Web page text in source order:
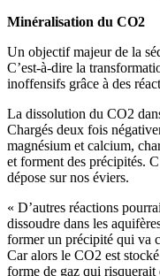
Minéralisation du CO2
Un objectif majeur de la
C’est-à-dire la
inoffensifs grâce à des
La dissolution du CO2
Chargés deux fois
magnésium et calcium,
et forment des précipités.
dépose sur nos éviers.
« D’autres réactions
dissoudre dans les
former un précipité qui va
Car alors le CO2 est
forme de gaz qui risquerait